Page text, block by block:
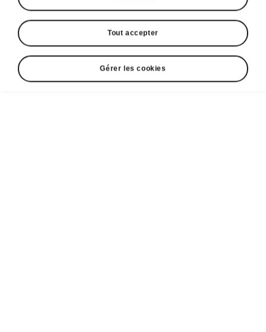
Tout accepter
Gérer les cookies